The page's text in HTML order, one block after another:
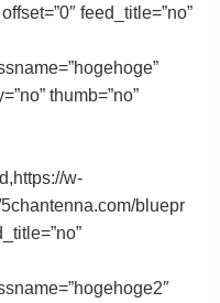
feed_title=”no”
thumb=”no”
w-
bluepr